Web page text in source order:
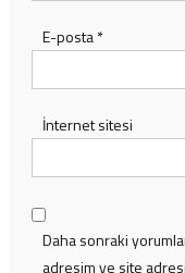
E-posta*
İnternet sitesi
Daha sonraki
adresim ve site